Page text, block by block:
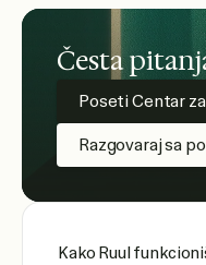
Česta
Poseti Centar
Razgovaraj sa
Kako Ruul